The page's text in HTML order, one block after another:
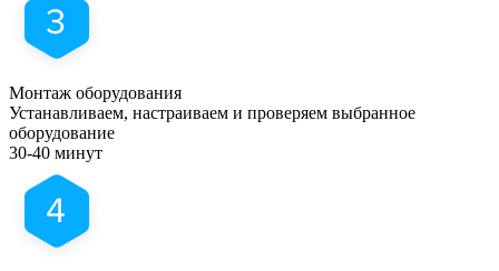
Монтаж оборудования
Устанавливаем, настраиваем и проверяем выбранное
оборудование
30-40 минут